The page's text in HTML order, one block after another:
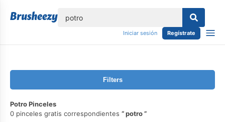
Iniciar sesión Regístrate
Filters
Potro Pinceles
0 pinceles gratis correspondientes
potro